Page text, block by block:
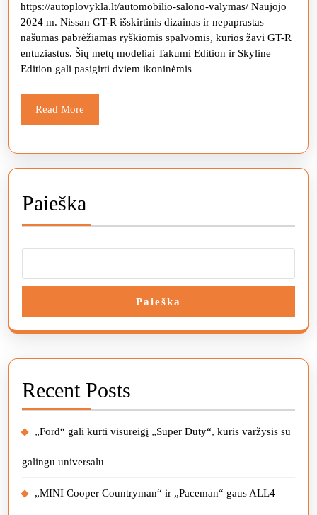
spalvos:
Kelionė
per
laiką
https://autoplovykla.lt/automobilio-salono-valymas/ Naujojo
2024 m. Nissan GT-R išskirtinis dizainas ir nepaprastas
našumas pabrėžiamas ryškiomis spalvomis, kurios žavi GT-R
entuziastus. Šių metų modeliai Takumi Edition ir Skyline
Edition gali pasigirti dviem ikoninėmis
Read More
More
Paieška
Paieška
Recent Posts
„Ford“ gali kurti visureigį „Super Duty“, kuris varžysis su
galingu universalu
„MINI Cooper Countryman“ ir „Paceman“ gaus ALL4